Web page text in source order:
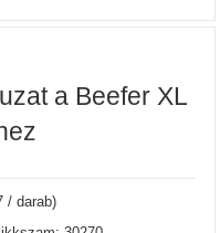
a Beefer XL
/ darab)